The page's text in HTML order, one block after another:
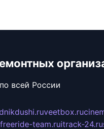
всей России
veetbox.ru
freeride-team.ruitrack-24.ru